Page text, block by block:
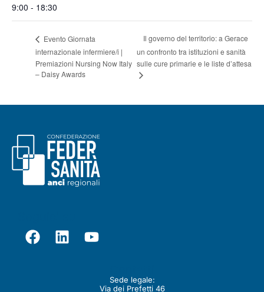
9:00 - 18:30
Evento Giornata
internazionale infermiere/i |
Premiazioni Nursing Now Italy
– Daisy Awards
Il governo del territorio: a Gerace
un confronto tra istituzioni e sanità
sulle cure primarie e le liste d’attesa
Sede legale:
Via dei Prefetti 46